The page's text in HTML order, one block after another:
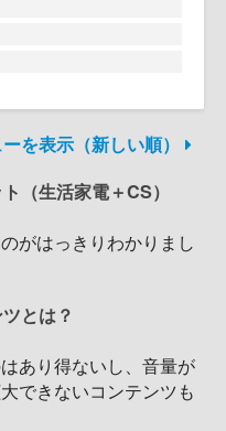
を表示（新しい順）
（生活家電＋CS）
がはっきりわかりまし
とは？
あり得ないし、音量が
できないコンテンツも